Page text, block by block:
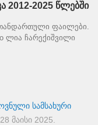
2012-2025 წლებში
ფაილები.
ჩარექიშვილი
სამსახური
28 მაისი 2025